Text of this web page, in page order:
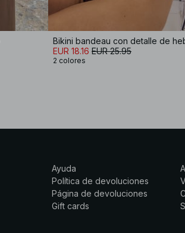
EUR 18.16 EUR 25.95
2 colores
Ayuda
Política de devoluciones
Página de devoluciones
Gift cards